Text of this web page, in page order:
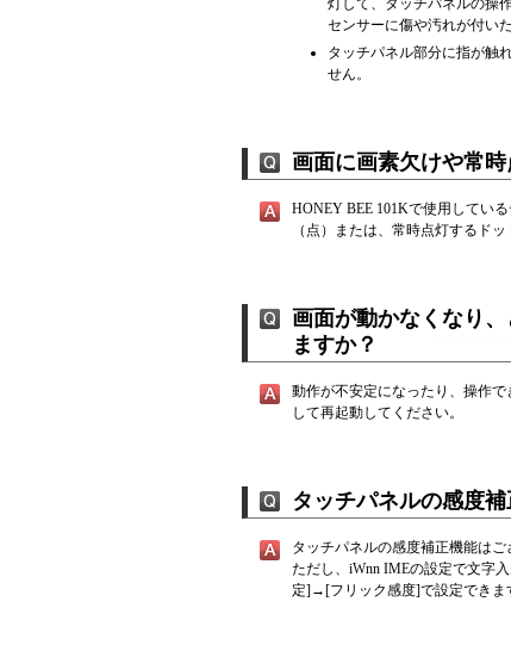
灯して、タッチパネルの操
センサーに傷や汚れが付い
タッチパネル部分に指が触
せん。
画面に画素欠けや常
HONEY BEE 101Kで使用してい
（点）または、常時点灯するド
画面が動かなくなり
ますか？
動作が不安定になったり、操作
して再起動してください。
タッチパネルの感度
タッチパネルの感度補正機能はご
ただし、iWnn IMEの設定で文字
定]→[フリック感度]で設定できま